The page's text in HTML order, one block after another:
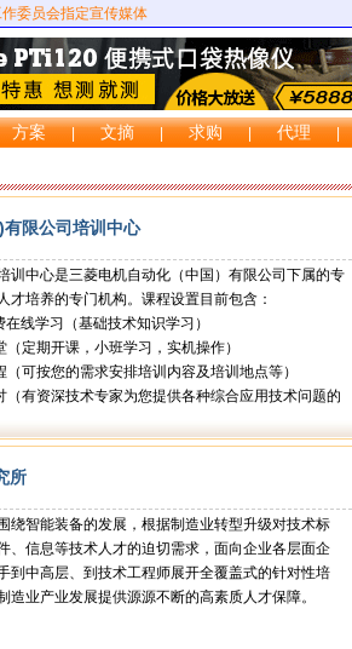
委员会指定宣传媒体
方案 | 文摘 | 求购 | 代理 |
限公司培训中心
训中心是三菱电机自动化（中国）有限公司下属的专
才培养的专门机构。课程设置目前包含：
线学习（基础技术知识学习）
（定期开课，小班学习，实机操作）
（可按您的需求安排培训内容及培训地点等）
（有资深技术专家为您提供各种综合应用技术问题的
所
绕智能装备的发展，根据制造业转型升级对技术标
、信息等技术人才的迫切需求，面向企业各层面企
到中高层、到技术工程师展开全覆盖式的针对性培
造业产业发展提供源源不断的高素质人才保障。